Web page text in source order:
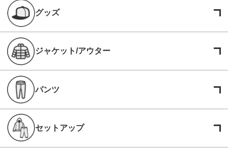
グッズ
ジャケット/アウター
パンツ
セットアップ